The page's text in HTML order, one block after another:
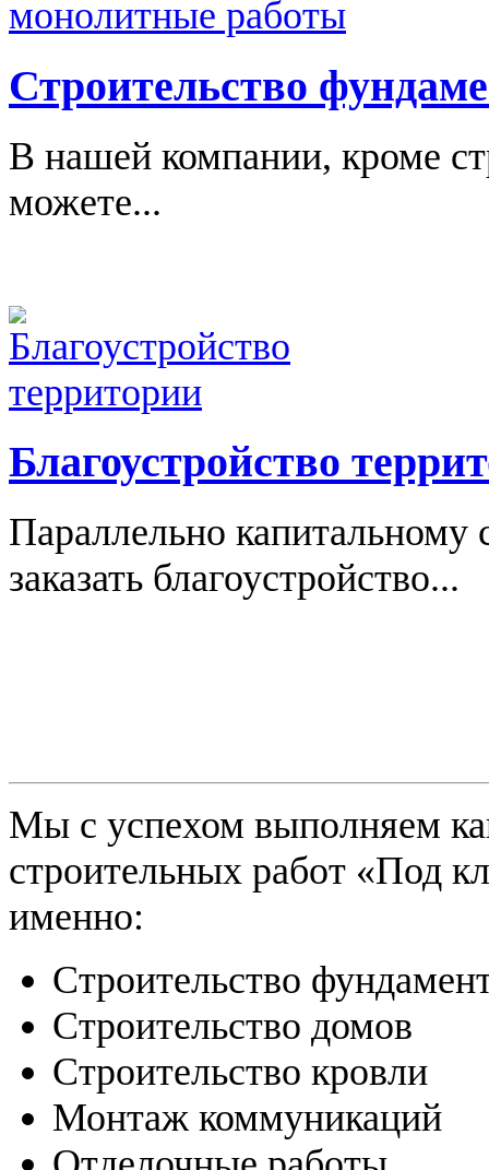
Строительство
В нашей компании, кроме
можете...
Благоустройство
Параллельно капитальному
заказать благоустройство...
Мы с успехом выполняем
строительных работ «Под
именно:
Строительство
Строительство домов
Строительство кровли
Монтаж коммуникаций